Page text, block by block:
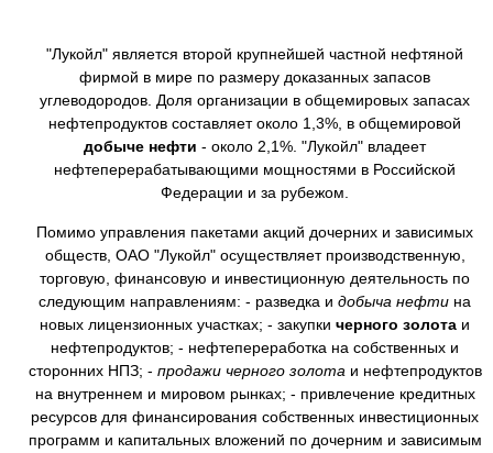
"Лукойл" является второй крупнейшей частной нефтяной
фирмой в мире по размеру доказанных запасов
углеводородов. Доля организации в общемировых запасах
нефтепродуктов составляет около 1,3%, в общемировой
добыче нефти - около 2,1%. "Лукойл" владеет
нефтеперерабатывающими мощностями в Российской
Федерации и за рубежом.
Помимо управления пакетами акций дочерних и зависимых
обществ, ОАО "Лукойл" осуществляет производственную,
торговую, финансовую и инвестиционную деятельность по
следующим направлениям: - разведка и добыча нефти на
новых лицензионных участках; - закупки черного золота и
нефтепродуктов; - нефтепереработка на собственных и
сторонних НПЗ; - продажи черного золота и нефтепродуктов
на внутреннем и мировом рынках; - привлечение кредитных
ресурсов для финансирования собственных инвестиционных
программ и капитальных вложений по дочерним и зависимым